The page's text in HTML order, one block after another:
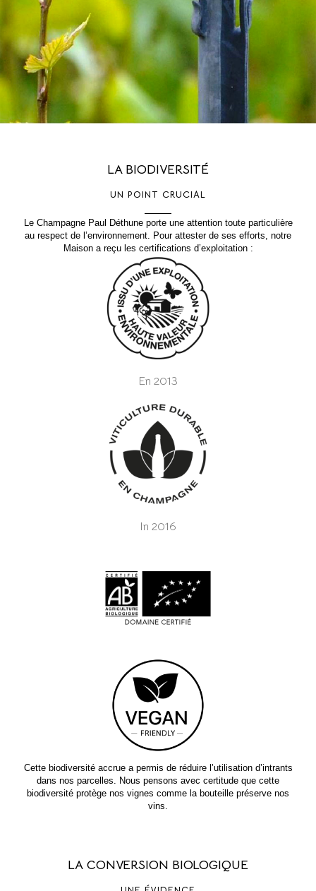
LA BIODIVERSITÉ
UN POINT CRUCIAL
Le Champagne Paul Déthune porte une attention toute particulière
au respect de l’environnement. Pour attester de ses efforts, notre
Maison a reçu les certifications d’exploitation :
En 2013
In 2016
Cette biodiversité accrue a permis de réduire l’utilisation d’intrants
dans nos parcelles. Nous pensons avec certitude que cette
biodiversité protège nos vignes comme la bouteille préserve nos
vins.
LA CONVERSION BIOLOGIQUE